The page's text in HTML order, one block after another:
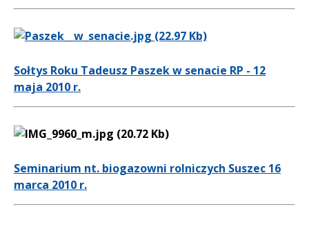
Sołtys Roku Tadeusz Paszek w senacie RP - 12
maja 2010 r.
Seminarium nt. biogazowni rolniczych Suszec 16
marca 2010 r.